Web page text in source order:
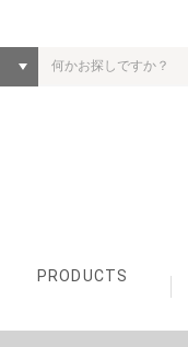
PRODUCTS